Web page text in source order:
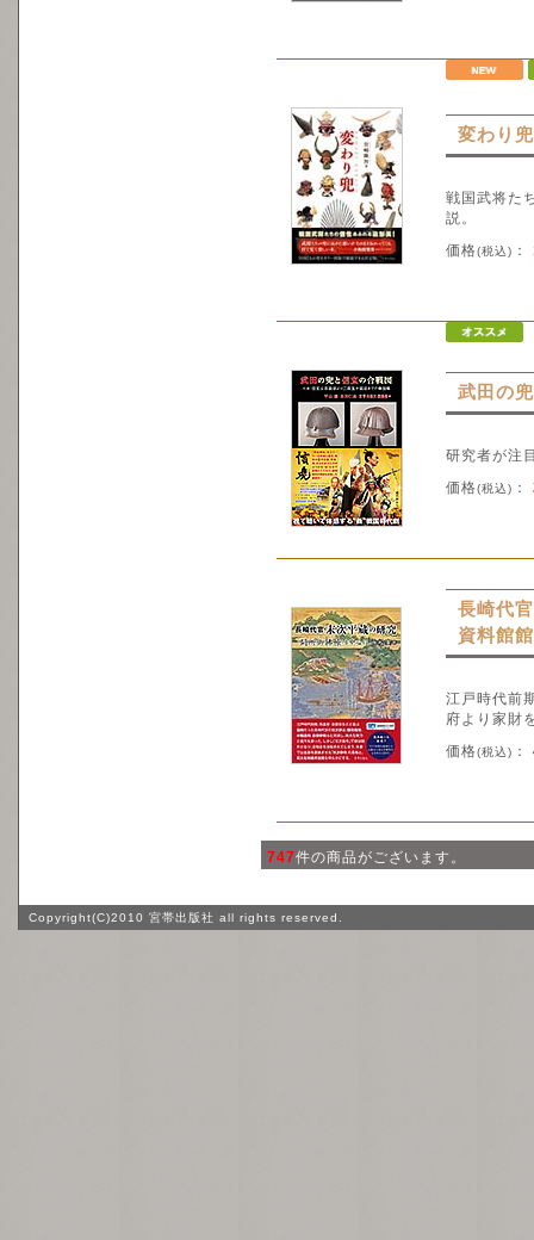
変わり
戦国武将た
説。
価格(税込) ：
武田の
研究者が注
価格(税込) ：
長崎代
資料館
江戸時代前
府より家財
価格(税込) ：
747件の商品がございます。
Copyright(C)2010 宮帯出版社 all rights reserved.